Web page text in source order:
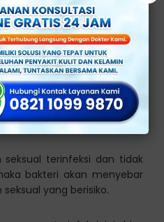
menjadi kurang
bisa kembali aktif dan
dari
terinfeksi dan tidak
bakteri akan menyebar
yang berisiko.